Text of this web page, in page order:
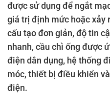
được sử dụng để ngắt
giá trị định mức hoặc xảy
cấu tạo đơn giản, độ tin
nhanh, cầu chì ống được
điện dân dụng, hệ thống
móc, thiết bị điều khiển
điện.